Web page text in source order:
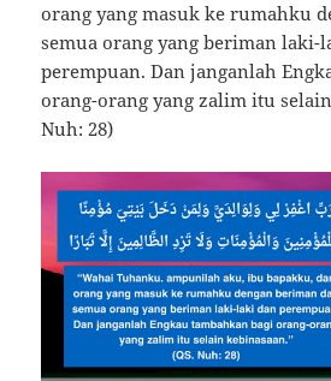
orang yang masuk ke rumahku
semua orang yang beriman laki-
perempuan. Dan janganlah
orang-orang yang zalim itu selain
Nuh: 28)